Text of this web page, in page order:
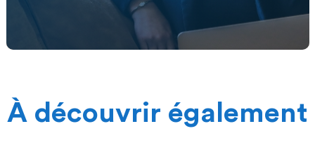
À découvrir également